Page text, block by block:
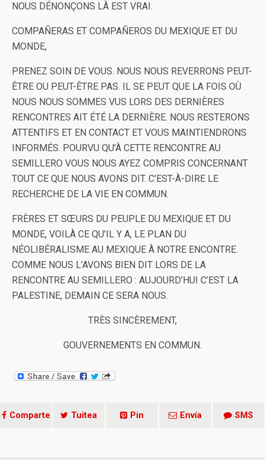
NOUS DÉNONÇONS LÀ EST VRAI.
COMPAÑERAS ET COMPAÑEROS DU MEXIQUE ET DU
MONDE,
PRENEZ SOIN DE VOUS. NOUS NOUS REVERRONS PEUT-
ÊTRE OU PEUT-ÊTRE PAS. IL SE PEUT QUE LA FOIS OÙ
NOUS NOUS SOMMES VUS LORS DES DERNIÈRES
RENCONTRES AIT ÉTÉ LA DERNIÈRE. NOUS RESTERONS
ATTENTIFS ET EN CONTACT ET VOUS MAINTIENDRONS
INFORMÉS. POURVU QU’À CETTE RENCONTRE AU
SEMILLERO VOUS NOUS AYEZ COMPRIS CONCERNANT
TOUT CE QUE NOUS AVONS DIT. C’EST-À-DIRE LE
RECHERCHE DE LA VIE EN COMMUN.
FRÈRES ET SŒURS DU PEUPLE DU MEXIQUE ET DU
MONDE, VOILÀ CE QU’IL Y A, LE PLAN DU
NÉOLIBÉRALISME AU MEXIQUE À NOTRE ENCONTRE.
COMME NOUS L’AVONS BIEN DIT LORS DE LA
RENCONTRE AU SEMILLERO : AUJOURD’HUI C’EST LA
PALESTINE, DEMAIN CE SERA NOUS.
TRÈS SINCÈREMENT,
GOUVERNEMENTS EN COMMUN.
Comparte Tuitea Pin Envía SMS